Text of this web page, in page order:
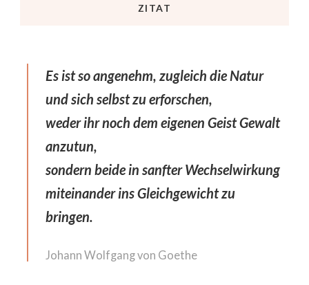
ZITAT
Es ist so angenehm, zugleich die Natur
und sich selbst zu erforschen,
weder ihr noch dem eigenen Geist Gewalt
anzutun,
sondern beide in sanfter Wechselwirkung
miteinander ins Gleichgewicht zu
bringen.
Johann Wolfgang von Goethe